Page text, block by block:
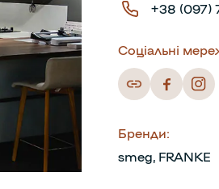
+38 (097)
Соціальні
Бренди:
smeg FRANKE